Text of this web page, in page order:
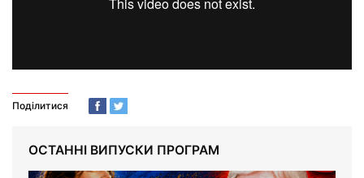
Поділитися
ОСТАННІ ВИПУСКИ ПРОГРАМ